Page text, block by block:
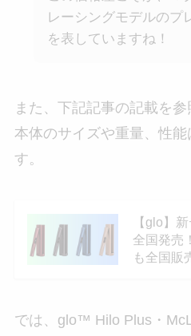
レーシングモデルのプ
を表していますね！
また、下記記事の記載を参
本体のサイズや重量、性
す。
【glo】
全国発売
も全国販
では、glo™ Hilo Plus・